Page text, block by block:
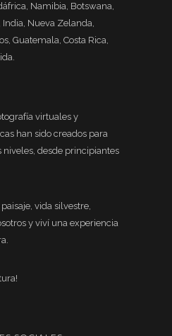
Namibia, Botswana,
India, Nueva Zelanda,
Guatemala, Costa Rica,
virtuales y
han sido creados para
niveles, desde principiantes
vida silvestre,
y viví una experiencia